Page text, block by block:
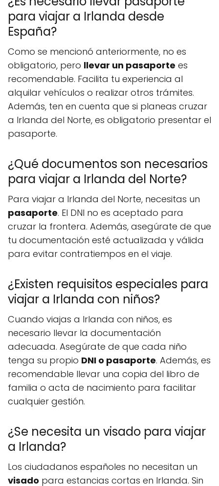
para viajar a Irlanda desde
España?
Como se mencionó anteriormente, no es
obligatorio, pero llevar un pasaporte es
recomendable. Facilita tu experiencia al
alquilar vehículos o realizar otros trámites.
Además, ten en cuenta que si planeas cruzar
a Irlanda del Norte, es obligatorio presentar el
pasaporte.
¿Qué documentos son necesarios
para viajar a Irlanda del Norte?
Para viajar a Irlanda del Norte, necesitas un
pasaporte. El DNI no es aceptado para
cruzar la frontera. Además, asegúrate de que
tu documentación esté actualizada y válida
para evitar contratiempos en el viaje.
¿Existen requisitos especiales para
viajar a Irlanda con niños?
Cuando viajas a Irlanda con niños, es
necesario llevar la documentación
adecuada. Asegúrate de que cada niño
tenga su propio DNI o pasaporte. Además, es
recomendable llevar una copia del libro de
familia o acta de nacimiento para facilitar
cualquier gestión.
¿Se necesita un visado para viajar
a Irlanda?
Los ciudadanos españoles no necesitan un
visado para estancias cortas en Irlanda. Sin